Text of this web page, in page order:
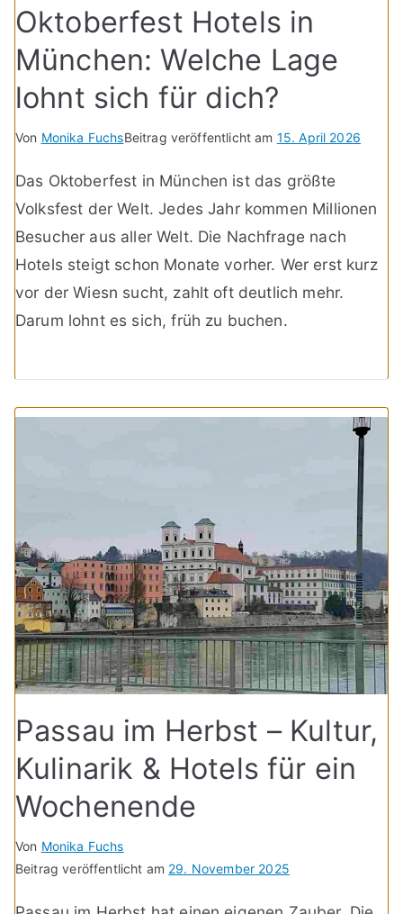
Oktoberfest Hotels in
München: Welche Lage
lohnt sich für dich?
Von Monika FuchsBeitrag veröffentlicht am 15. April 2026
Das Oktoberfest in München ist das größte
Volksfest der Welt. Jedes Jahr kommen Millionen
Besucher aus aller Welt. Die Nachfrage nach
Hotels steigt schon Monate vorher. Wer erst kurz
vor der Wiesn sucht, zahlt oft deutlich mehr.
Darum lohnt es sich, früh zu buchen.
Passau im Herbst – Kultur,
Kulinarik & Hotels für ein
Wochenende
Von Monika Fuchs
Beitrag veröffentlicht am 29. November 2025